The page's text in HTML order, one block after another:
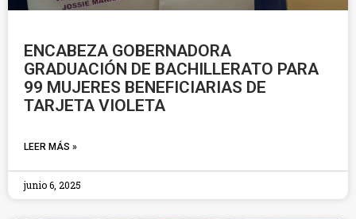
ENCABEZA GOBERNADORA
GRADUACIÓN DE BACHILLERATO PARA
99 MUJERES BENEFICIARIAS DE
TARJETA VIOLETA
LEER MÁS »
junio 6, 2025